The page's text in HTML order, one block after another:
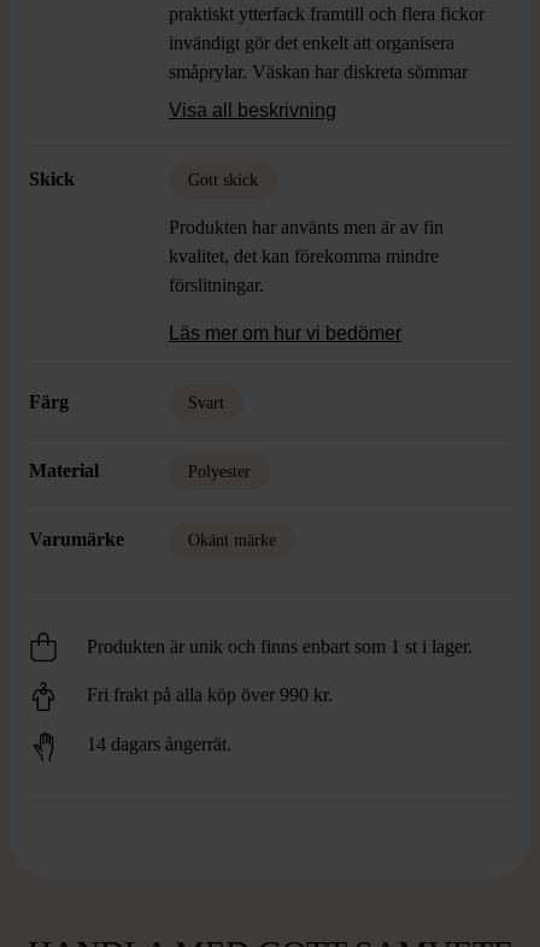
praktiskt ytterfack framtill och flera fickor
invändigt gör det enkelt att organisera
småprylar. Väskan har diskreta sömmar
och detaljer i silverfärg vilket ger en clean,
viktigaste nära till hands.
Visa all beskrivning
Skick Gott skick
Produkten har använts men är av fin
kvalitet, det kan förekomma mindre
förslitningar.
Läs mer om hur vi bedömer
Färg Svart
Material Polyester
Varumärke Okänt märke
Produkten är unik och finns enbart som 1 st i lager.
Fri frakt på alla köp över 990 kr.
14 dagars ångerrät.